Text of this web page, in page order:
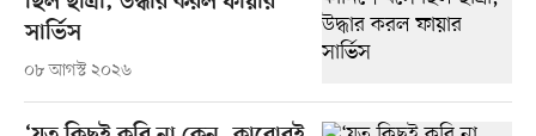
সার্ভিস
০৮ আগস্ট ২০২৬